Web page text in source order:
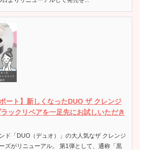
ート】新しくなったDUO ザ クレンジ
ックリペアを一足先にお試しいただき
ド「DUO（デュオ）」の大人気なザ クレンジ
ズがリニューアル。 第1弾として、通称「黒